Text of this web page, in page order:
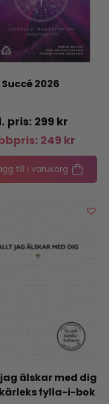
2026
299 kr
249 kr
till i varukorg
älskar med dig
kärleks fylla-i-bok